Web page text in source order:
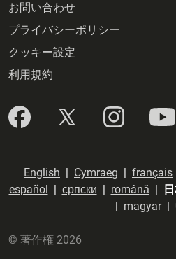
お問い合わせ
プライバシーポリシー
クッキー設定
利用規約
English Cymraeg français
español
српски română|
magyar|
© 著作権 2026